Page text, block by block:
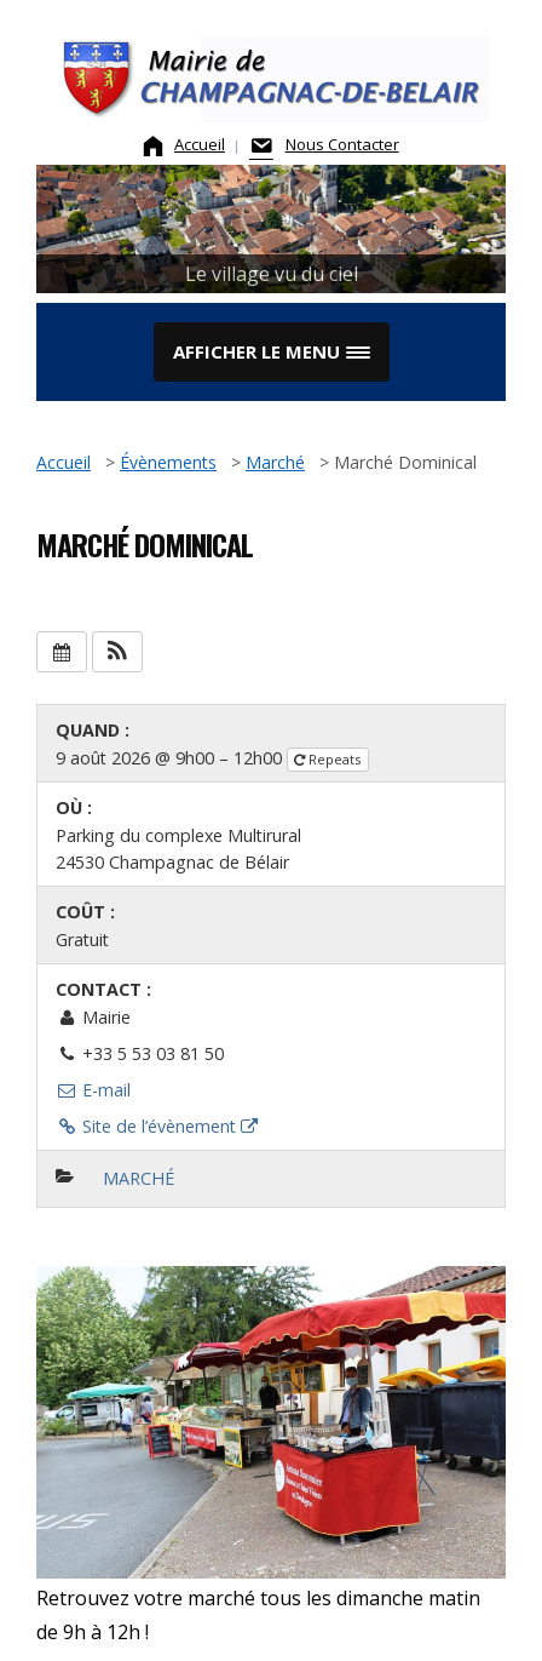
content
Accueil Nous Contacter
Le village vu du ciel
AFFICHER LE MENU
Accueil > Évènements > Marché > Marché Dominical
MARCHÉ DOMINICAL
QUAND :
9 août 2026 @ 9h00 – 12h00
Repeats
OÙ :
Parking du complexe Multirural
24530 Champagnac de Bélair
COÛT :
Gratuit
CONTACT :
Mairie
+33 5 53 03 81 50
E-mail
Site de l’évènement
MARCHÉ
Retrouvez votre marché tous les dimanche matin
de 9h à 12h !